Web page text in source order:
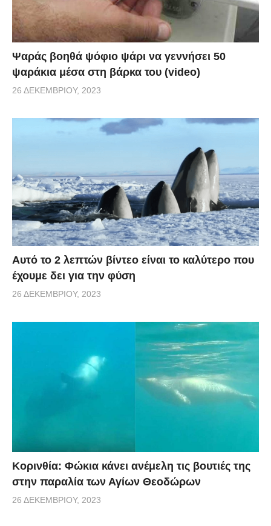
Ψαράς βοηθά ψόφιο ψάρι να γεννήσει 50
ψαράκια μέσα στη βάρκα του (video)
26 ΔΕΚΕΜΒΡΊΟΥ, 2023
Αυτό το 2 λεπτών βίντεο είναι το καλύτερο που
έχουμε δει για την φύση
26 ΔΕΚΕΜΒΡΊΟΥ, 2023
Κορινθία: Φώκια κάνει ανέμελη τις βουτιές της
στην παραλία των Αγίων Θεοδώρων
26 ΔΕΚΕΜΒΡΊΟΥ, 2023